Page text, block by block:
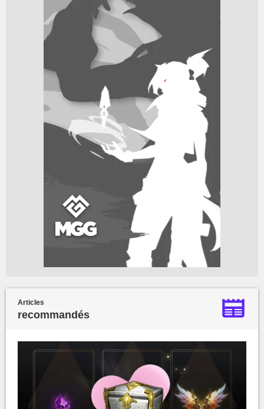
Articles
recommandés